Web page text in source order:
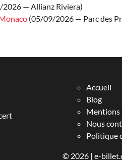
— Allianz Riviera)
(05/09/2026 — Parc des
Accueil
Blog
Mentions
Nous
Politique
© 2026 | e-